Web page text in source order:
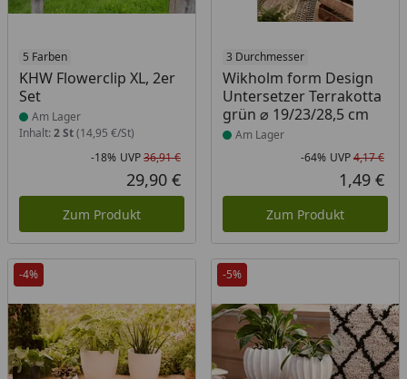
5 Farben
KHW Flowerclip XL, 2er
Set
Produkt am Lager
Am Lager
Inhalt: 2 St(14,95 €/St)
Rabatt in Prozent
-18%
Ursprünglicher Preis
UVP36,91 €
Aktueller Preis
29,90 €
Zum Produkt
3 Durchmesser
Wikholm form Design
Untersetzer Terrakotta
grün ⌀ 19/23/28,5 cm
Produkt am Lager
Am Lager
-64% UVP4,17 €
1,49 €
Zum Produkt
-4% -5%